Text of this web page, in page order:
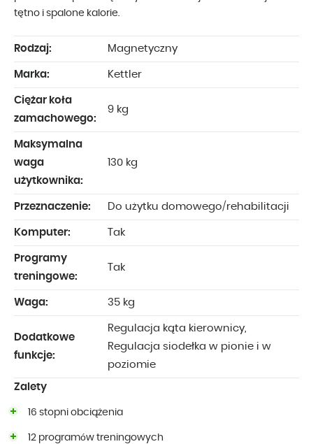
tętno i spalone kalorie.
Rodzaj: Magnetyczny
Marka: Kettler
Ciężar koła
zamachowego:
9 kg
Maksymalna
waga
użytkownika:
130 kg
Przeznaczenie: Do użytku domowego/rehabilitacji
Komputer: Tak
Programy
treningowe:
Tak
Waga: 35 kg
Dodatkowe
funkcje:
Regulacja kąta kierownicy,
Regulacja siodełka w pionie i w
poziomie
Zalety
16 stopni obciążenia
12 programów treningowych